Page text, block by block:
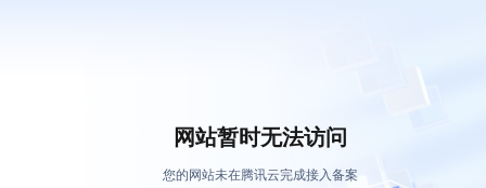
网站暂时无法访问
您的网站未在腾讯云完成接入备案